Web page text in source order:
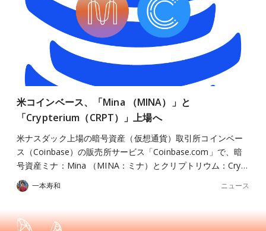
米コインベース、「Mina （MINA）」と
「Crypterium（CRPT）」上場へ
米ナスダック上場の暗号資産（仮想通貨）取引所コインベー
ス（Coinbase）の販売所サービス「Coinbase.com」で、暗
号資産ミナ：Mina （MINA：ミナ）とクリプトリウム：Cry…
一本寿和 ニュース